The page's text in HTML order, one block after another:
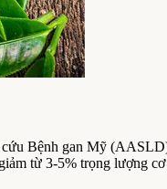
Bệnh gan Mỹ
từ 3-5% trọng lượng cơ